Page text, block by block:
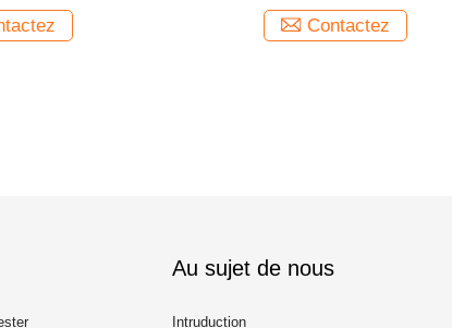
Contactez
Au sujet de nous
Intruduction